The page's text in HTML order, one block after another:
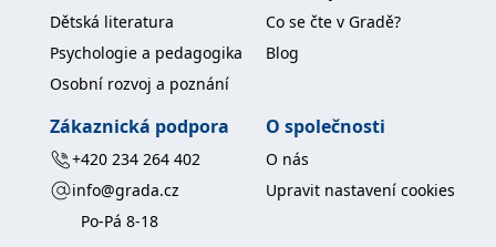
Dětská literatura
Psychologie a pedagogika
Osobní rozvoj a poznání
Co se čte v Gradě?
Blog
Zákaznická podpora
+420 234 264 402
info@grada.cz
Po-Pá 8-18
O společnosti
O nás
Upravit nastavení cookies